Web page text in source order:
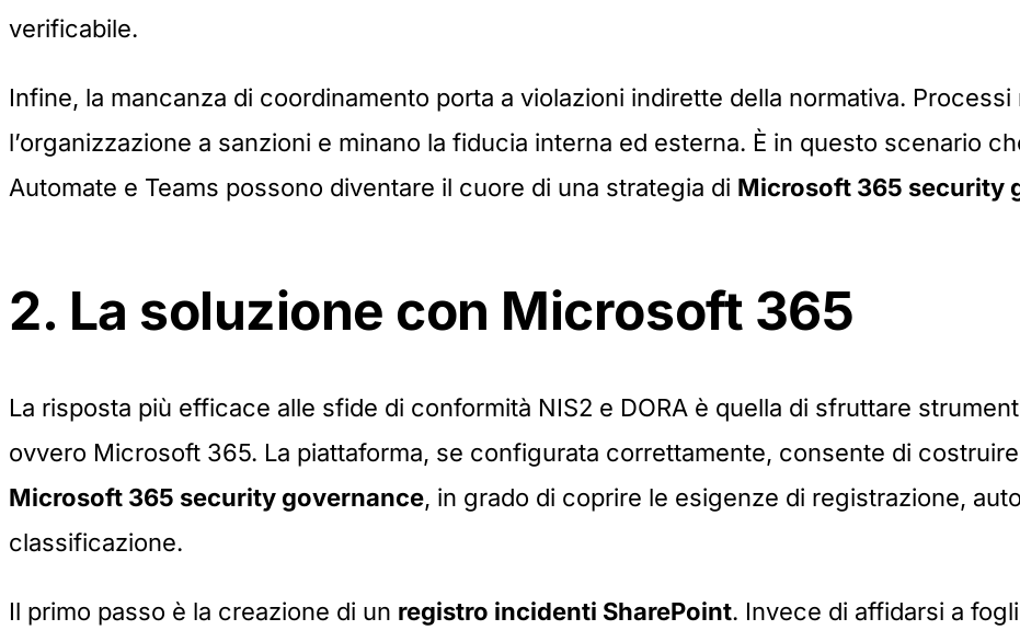
verificabile.
Infine, la mancanza di coordinamento porta a violazioni indirette della normativa.
l’organizzazione a sanzioni e minano la fiducia interna ed esterna. È in questo scenario
Automate e Teams possono diventare il cuore di una strategia di Microsoft 365 security
2. La soluzione con Microsoft 365
La risposta più efficace alle sfide di conformità NIS2 e DORA è quella di sfruttare
ovvero Microsoft 365. La piattaforma, se configurata correttamente, consente di
Microsoft 365 security governance, in grado di coprire le esigenze di registrazione,
classificazione.
Il primo passo è la creazione di un registro incidenti SharePoint. Invece di affidarsi a